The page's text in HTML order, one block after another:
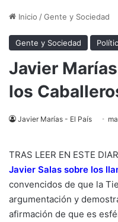
Inicio /Gente y Sociedad
Gente y Sociedad
Javier
los
Javier Marías - El País
TRAS LEER EN ESTE
Javier Salas sobre los
convencidos de que la
argumentación y
afirmación de que es